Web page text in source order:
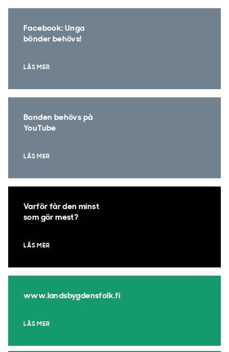
Facebook: Unga
bönder behövs!
LÄS MER
Bonden behövs på
YouTube
LÄS MER
Varför får den minst
som gör mest?
LÄS MER
www.landsbygdensfolk.fi
LÄS MER